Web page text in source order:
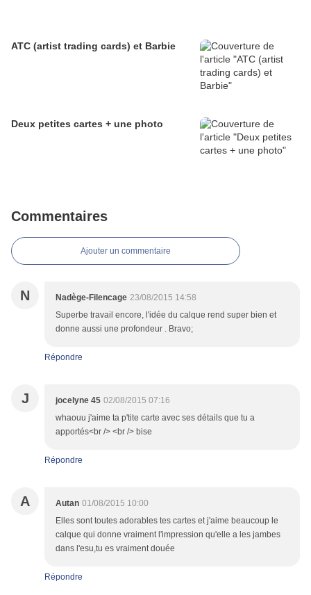
ATC (artist trading cards) et Barbie
Deux petites cartes + une photo
Commentaires
Ajouter un commentaire
N Nadège-Filencage 23/08/2015 14:58
Superbe travail encore, l'idée du calque rend super bien et
donne aussi une profondeur . Bravo;
Répondre
J jocelyne 45 02/08/2015 07:16
whaouu j'aime ta p'tite carte avec ses détails que tu a
apportés<br /> <br /> bise
Répondre
A Autan 01/08/2015 10:00
Elles sont toutes adorables tes cartes et j'aime beaucoup le
calque qui donne vraiment l'impression qu'elle a les jambes
dans l'esu,tu es vraiment douée
Répondre